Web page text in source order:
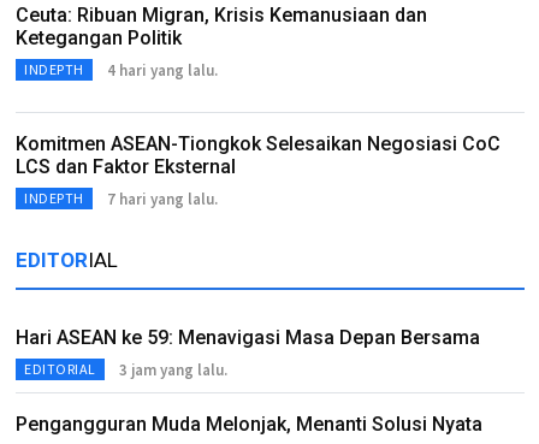
Ceuta: Ribuan Migran, Krisis Kemanusiaan dan
Ketegangan Politik
INDEPTH 4 hari yang lalu.
Komitmen ASEAN-Tiongkok Selesaikan Negosiasi CoC
LCS dan Faktor Eksternal
INDEPTH 7 hari yang lalu.
EDITORIAL
Hari ASEAN ke 59: Menavigasi Masa Depan Bersama
EDITORIAL 3 jam yang lalu.
Pengangguran Muda Melonjak, Menanti Solusi Nyata